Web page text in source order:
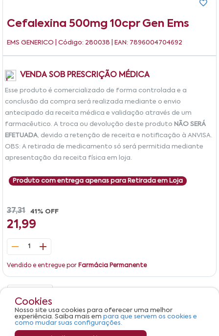
Cefalexina 500mg 10cpr Gen Ems
EMS GENERICO | Código: 280038 | EAN: 7896004704692
VENDA SOB PRESCRIÇÃO MÉDICA
Esse produto é comercializado de forma controlada e a
conclusão da compra será realizada mediante o envio
antecipado da receita médica e validação através de um
farmacêutico. A troca ou devolução deste produto NÃO SERÁ
EFETUADA, devido a retenção de receita e notificação à ANVISA.
OBS: A retirada de medicamento só será permitida mediante
apresentação da receita física em loja.
Produto com entrega apenas para Retirada em Loja
37,31 41% OFF
21,99
1
Vendido e entregue por Farmácia Permanente
Produto não apresenta descrição.
Cookies
Nosso site usa cookies para oferecer uma melhor
experiência. Saiba mais em para que servem os cookies e
como mudar suas configurações.